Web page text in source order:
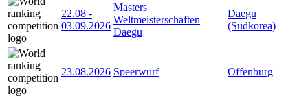
22.08 -
03.09.2026
Masters
Weltmeisterschaften
Daegu
Daegu
(Südkorea)
23.08.2026 Speerwurf Offenburg